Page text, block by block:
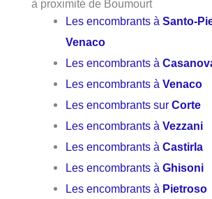
à proximité de Boumourt
Les encombrants àSanto-
Venaco
Les encombrants à
Les encombrants àVenaco
Les encombrants surCorte
Les encombrants àVezzani
Les encombrants àCastirla
Les encombrants àGhisoni
Les encombrants à Pietroso